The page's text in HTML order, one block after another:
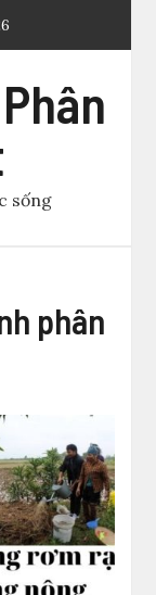
sống
phân